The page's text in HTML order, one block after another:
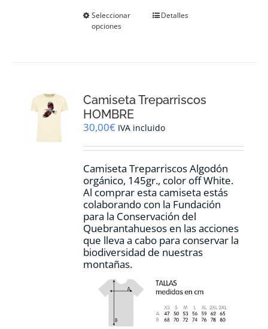
Seleccionar
opciones
Este
se
elegir
en
la
de
producto
Detalles
Camiseta Treparriscos
HOMBRE
30,00€ IVA incluido
Camiseta Treparriscos Algodón
orgánico, 145gr., color off White.
Al comprar esta camiseta estás
colaborando con la Fundación
para la Conservación del
Quebrantahuesos en las acciones
que lleva a cabo para conservar la
biodiversidad de nuestras
montañas.